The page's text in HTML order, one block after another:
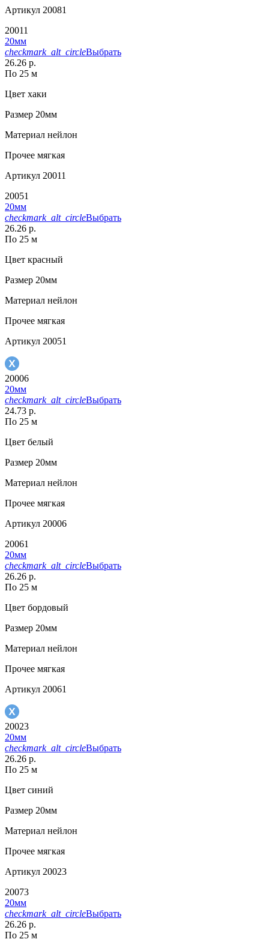
Артикул 20081
20011
20мм
checkmark_alt_circleВыбрать
26.26 р.
По 25 м
Цвет хаки
Размер 20мм
Материал нейлон
Прочее мягкая
Артикул 20011
20051
20мм
checkmark_alt_circleВыбрать
26.26 р.
По 25 м
Цвет красный
Размер 20мм
Материал нейлон
Прочее мягкая
Артикул 20051
20006
20мм
checkmark_alt_circleВыбрать
24.73 р.
По 25 м
Цвет белый
Размер 20мм
Материал нейлон
Прочее мягкая
Артикул 20006
20061
20мм
checkmark_alt_circleВыбрать
26.26 р.
По 25 м
Цвет бордовый
Размер 20мм
Материал нейлон
Прочее мягкая
Артикул 20061
20023
20мм
checkmark_alt_circleВыбрать
26.26 р.
По 25 м
Цвет синий
Размер 20мм
Материал нейлон
Прочее мягкая
Артикул 20023
20073
20мм
checkmark_alt_circleВыбрать
26.26 р.
По 25 м